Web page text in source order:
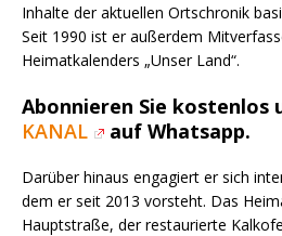
Inhalte der aktuellen Ortschronik
Seit 1990 ist er außerdem
Heimatkalenders „Unser Land“.
Abonnieren Sie kostenlos
KANAL
auf Whatsapp.
Darüber hinaus engagiert er sich
dem er seit 2013 vorsteht. Das
Hauptstraße, der restaurierte